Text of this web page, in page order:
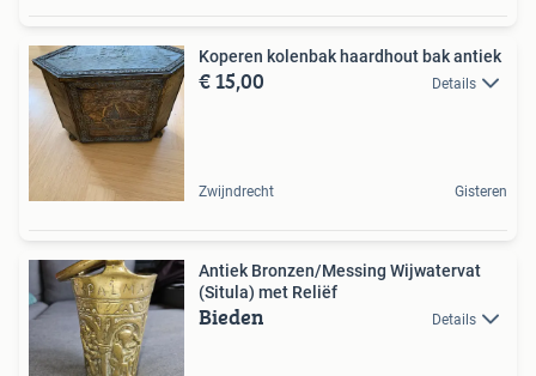
Koperen kolenbak haardhout bak antiek
€ 15,00 Details
Zwijndrecht Gisteren
Antiek Bronzen/Messing Wijwatervat
(Situla) met Reliëf
Bieden Details